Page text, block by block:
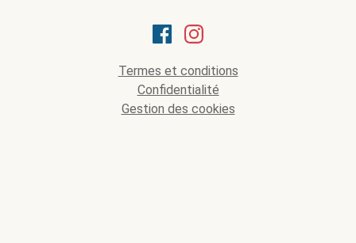
Termes et conditions
Confidentialité
Gestion des cookies